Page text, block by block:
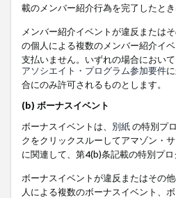
載のメンバー紹介行為を完了したと
メンバー紹介イベントが違反または
の個人による複数のメンバー紹介イ
支払いません。いずれの場合におい
アソシエイト・プログラム参加要件
合にのみ許可されるものとします。
(b) ボーナスイベント
ボーナスイベントは、 別紙の特別プ
クをクリックスルーしてアマゾン・
に関連して、第4(b)条記載の特別プロ
ボーナスイベントが違反またはその
人による複数のボーナスイベント、